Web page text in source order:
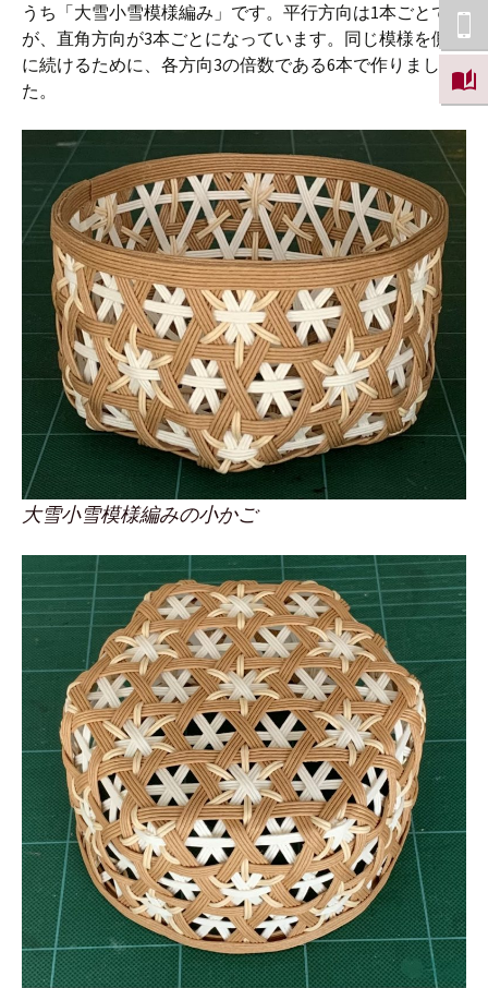
うち「大雪小雪模様編み」です。平行方向は1本ごとです
が、直角方向が3本ごとになっています。同じ模様を側面
に続けるために、各方向3の倍数である6本で作りまし
た。
大雪小雪模様編みの小かご